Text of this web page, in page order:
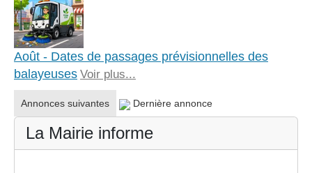
Août - Dates de passages prévisionnelles des
balayeuses Voir plus...
Annonces suivantes Dernière annonce
La Mairie informe